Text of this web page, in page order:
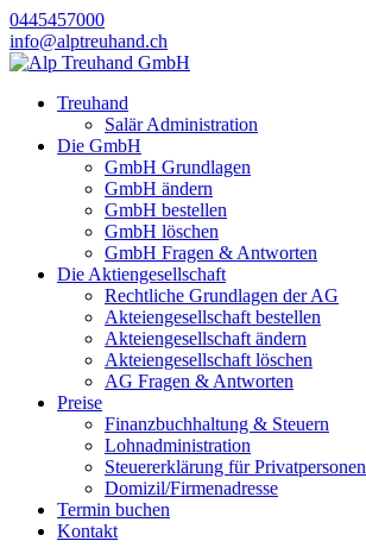
0445457000
info@alptreuhand.ch
Treuhand
Salär Administration
Die GmbH
GmbH Grundlagen
GmbH ändern
GmbH bestellen
GmbH löschen
GmbH Fragen & Antworten
Die Aktiengesellschaft
Rechtliche Grundlagen der AG
Akteiengesellschaft bestellen
Akteiengesellschaft ändern
Akteiengesellschaft löschen
AG Fragen & Antworten
Preise
Finanzbuchhaltung & Steuern
Lohnadministration
Steuererklärung für Privatpersonen
Domizil/Firmenadresse
Termin buchen
Kontakt